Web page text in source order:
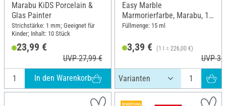
Marabu KiDS Porcelain &
Glas Painter
Strichstärke: 1 mm; Geeignet für
Kinder; Inhalt: 10 Stück
23,99 €
UVP 27,99 €
In den Warenkorb
Easy Marble
Marmorierfarbe, Marabu, 15
ml
Füllmenge: 15 ml
3,39 € (1 l = 226,00 €)
UVP